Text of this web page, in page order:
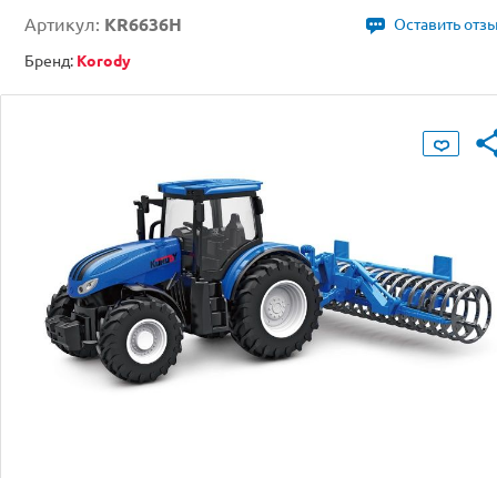
Артикул: KR6636H
Оставить
Бренд: Korody